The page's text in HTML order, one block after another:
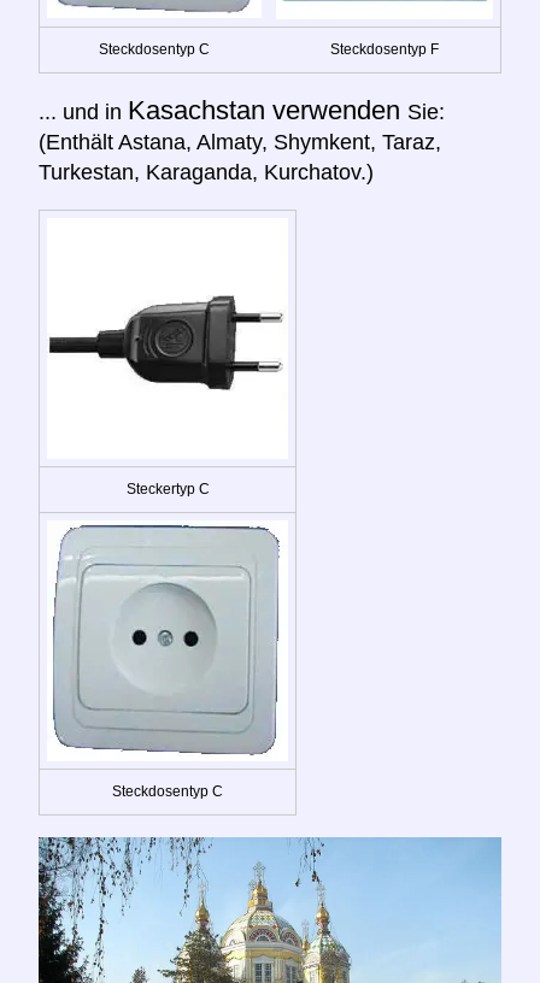
Steckdosentyp C Steckdosentyp F
... und in Kasachstan verwenden Sie:
(Enthält Astana, Almaty, Shymkent, Taraz,
Turkestan, Karaganda, Kurchatov.)
Steckertyp C
Steckdosentyp C